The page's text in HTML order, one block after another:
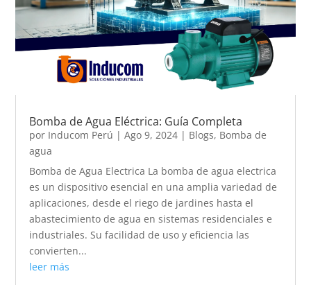
Bomba de Agua Eléctrica: Guía Completa
por Inducom Perú |Ago 9, 2024 | Blogs, Bomba de
agua
Bomba de Agua Electrica La bomba de agua electrica
es un dispositivo esencial en una amplia variedad de
aplicaciones, desde el riego de jardines hasta el
abastecimiento de agua en sistemas residenciales e
industriales. Su facilidad de uso y eficiencia las
convierten...
leer más